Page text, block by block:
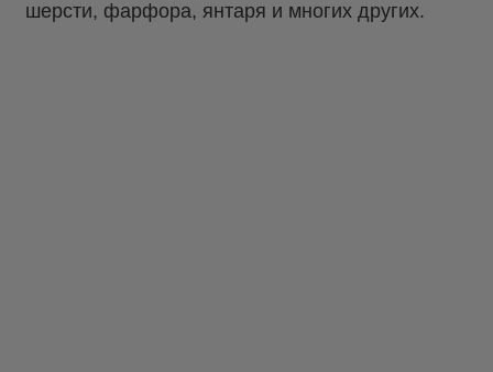
шерсти, фарфора, янтаря и многих других.